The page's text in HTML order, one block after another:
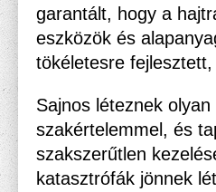
garantált, hogy a
eszközök és
tökéletesre
Sajnos léteznek
szakértelemmel, és
szakszerűtlen
katasztrófák jönnek